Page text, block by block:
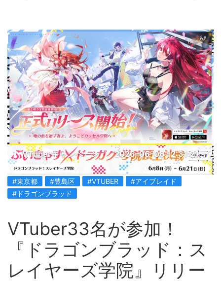
VTuberキャンペーン 2026-06-08 12:31:21
#東京都 #豊島区 #VTUBER
#アイブレイド
#ドラゴンブラッド
VTuber33名が参加！
『ドラゴンブラッド：ス
レイヤーズ学院』リリー